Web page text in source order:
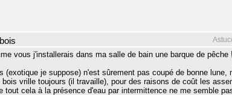
vous j'installerais dans ma salle de bain une barque de pêche
(exotique je suppose) n'est sûrement pas coupé de bonne lune,
vrille toujours (il travaille), pour des raisons de coût les
tout cela à la présence d'eau par intermittence ne me semble